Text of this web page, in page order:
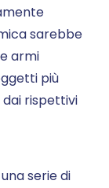
sarebbe
armi
più
rispettivi
serie di